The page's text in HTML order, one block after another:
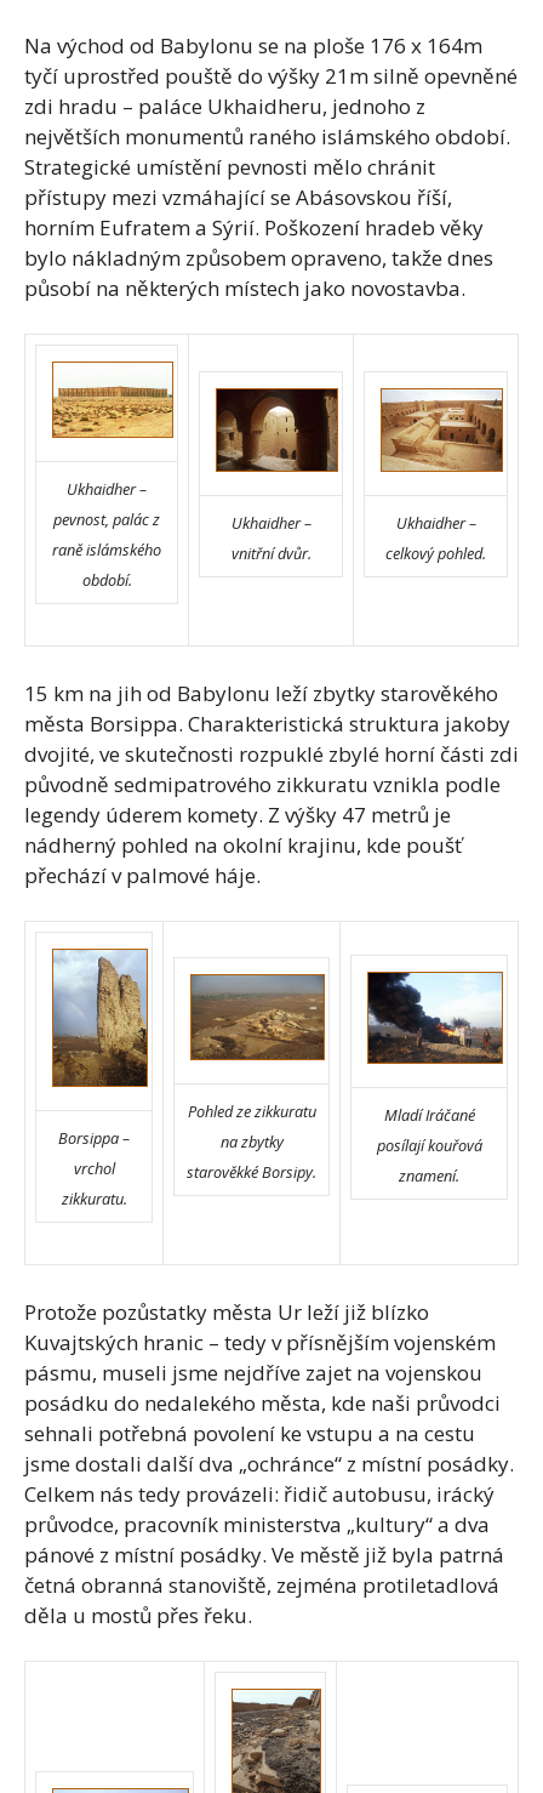
Na východ od Babylonu se na ploše 176 x 164m
tyčí uprostřed pouště do výšky 21m silně opevněné
zdi hradu – paláce Ukhaidheru, jednoho z
největších monumentů raného islámského období.
Strategické umístění pevnosti mělo chránit
přístupy mezi vzmáhající se Abásovskou říší,
horním Eufratem a Sýrií. Poškození hradeb věky
bylo nákladným způsobem opraveno, takže dnes
působí na některých místech jako novostavba.
Ukhaidher –
pevnost, palác z
raně islámského
období.
Ukhaidher –
vnitřní dvůr.
Ukhaidher –
celkový pohled.
15 km na jih od Babylonu leží zbytky starověkého
města Borsippa. Charakteristická struktura jakoby
dvojité, ve skutečnosti rozpuklé zbylé horní části zdi
původně sedmipatrového zikkuratu vznikla podle
legendy úderem komety. Z výšky 47 metrů je
nádherný pohled na okolní krajinu, kde poušť
přechází v palmové háje.
Borsippa –
vrchol
zikkuratu.
Pohled ze zikkuratu
na zbytky
starověkké Borsipy.
Mladí Iráčané
posílají kouřová
znamení.
Protože pozůstatky města Ur leží již blízko
Kuvajtských hranic – tedy v přísnějším vojenském
pásmu, museli jsme nejdříve zajet na vojenskou
posádku do nedalekého města, kde naši průvodci
sehnali potřebná povolení ke vstupu a na cestu
jsme dostali další dva „ochránce“ z místní posádky.
Celkem nás tedy provázeli: řidič autobusu, irácký
průvodce, pracovník ministerstva „kultury“ a dva
pánové z místní posádky. Ve městě již byla patrná
četná obranná stanoviště, zejména protiletadlová
děla u mostů přes řeku.